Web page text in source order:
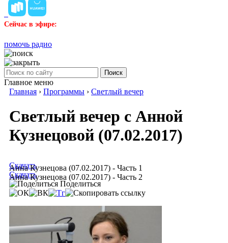
Сейчас в эфире:
помочь радио
Поиск
Главное меню
Главная › Программы › Светлый вечер
Светлый вечер с Анной
Кузнецовой (07.02.2017)
Анна Кузнецова (07.02.2017) - Часть 1
Скачать
Анна Кузнецова (07.02.2017) - Часть 2
Скачать
Поделиться